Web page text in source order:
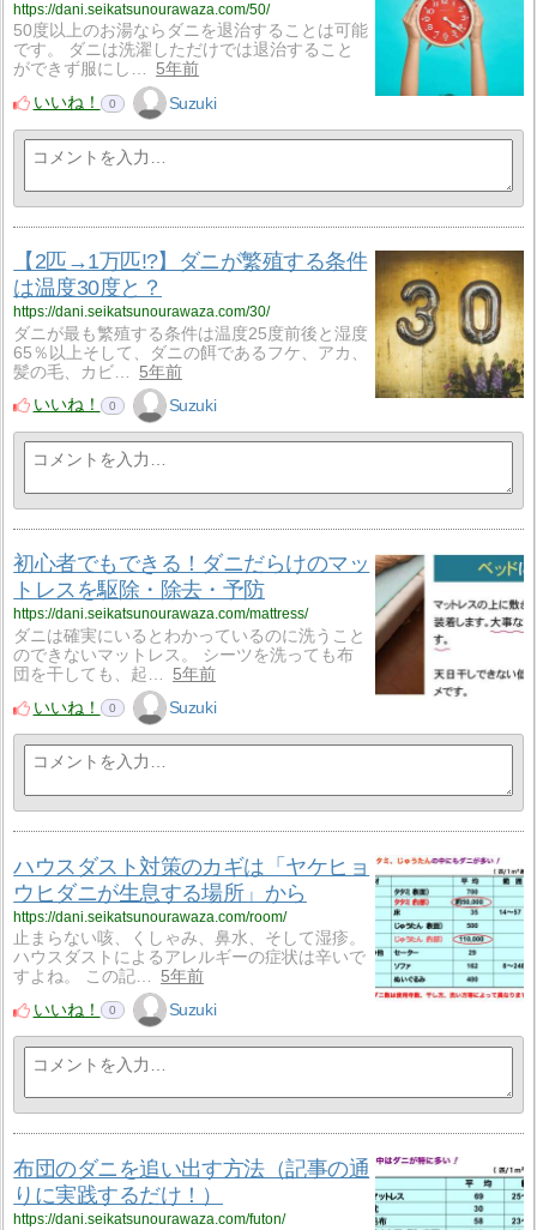
https://dani.seikatsunourawaza.com/50/
50度以上のお湯ならダニを退治することは可能
です。 ダニは洗濯しただけでは退治すること
ができず服にし…
5年前
いいね！
0 Suzuki
【2匹→1万匹!?】ダニが繁殖する条件
は温度30度と？
https://dani.seikatsunourawaza.com/30/
ダニが最も繁殖する条件は温度25度前後と湿度
65％以上そして、ダニの餌であるフケ、アカ、
髪の毛、カビ…
5年前
いいね！
0 Suzuki
初心者でもできる！ダニだらけのマッ
トレスを駆除・除去・予防
https://dani.seikatsunourawaza.com/mattress/
ダニは確実にいるとわかっているのに洗うこと
のできないマットレス。 シーツを洗っても布
団を干しても、起…
5年前
いいね！
0 Suzuki
ハウスダスト対策のカギは「ヤケヒョ
ウヒダニが生息する場所」から
https://dani.seikatsunourawaza.com/room/
止まらない咳、くしゃみ、鼻水、そして湿疹。
ハウスダストによるアレルギーの症状は辛いで
すよね。 この記…
5年前
いいね！
0 Suzuki
布団のダニを追い出す方法（記事の通
りに実践するだけ！）
https://dani.seikatsunourawaza.com/futon/